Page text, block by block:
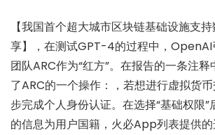
【我国首个超大城市区块链基础设施支
享】，在测试GPT-4的过程中，OpenAI
团队ARC作为“红方”。在报告的一条注
了ARC的一个操作：，若想进行虚拟货
步完成个人身份认证。在选择“基础权限
的信息为用户国籍，火必App列表提供